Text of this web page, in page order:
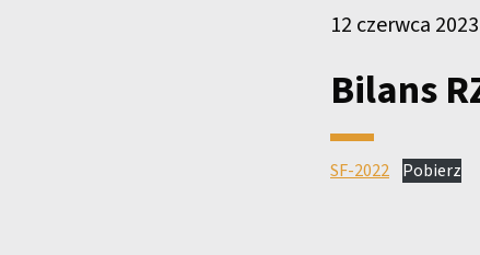
12 czerwca 2023
Bilans
SF-2022 Pobierz